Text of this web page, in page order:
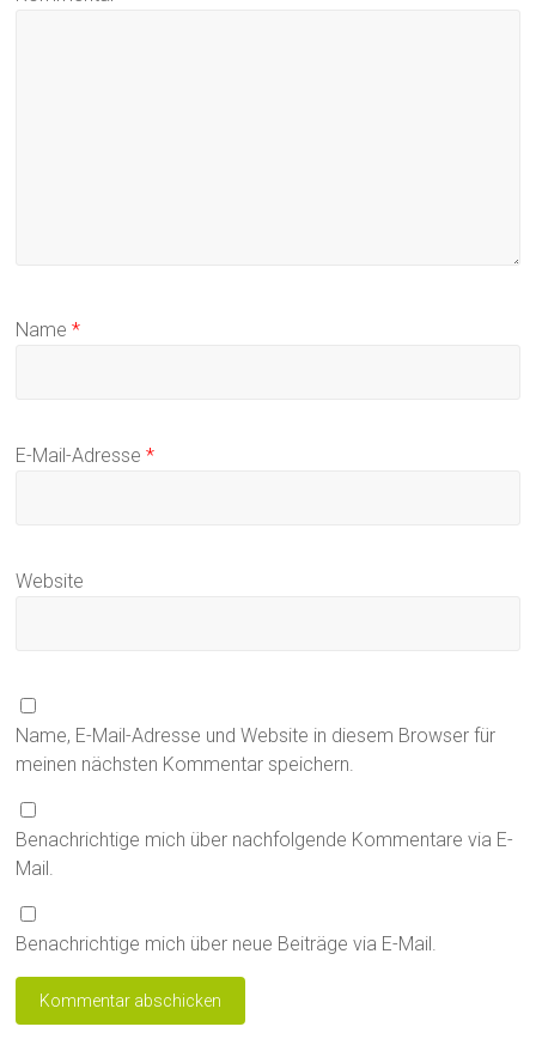
Name*
E-Mail-Adresse*
Website
Name, E-Mail-Adresse und Website in diesem Browser für
meinen nächsten Kommentar speichern.
Benachrichtige mich über nachfolgende Kommentare via E-
Mail.
Benachrichtige mich über neue Beiträge via E-Mail.